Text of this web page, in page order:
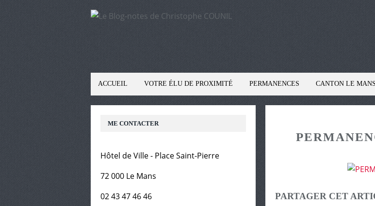
ACCUEIL VOTRE ÉLU DE PROXIMITÉ PERMANENCES CANTON LE
PARTAGER CET
ME CONTACTER
Hôtel de Ville - Place Saint-Pierre
72 000 Le Mans
02 43 47 46 46